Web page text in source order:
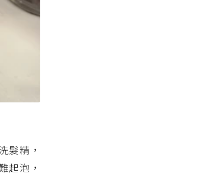
髮精，
起泡，